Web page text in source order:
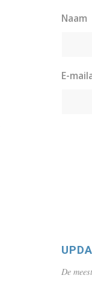
Naam
E-
De